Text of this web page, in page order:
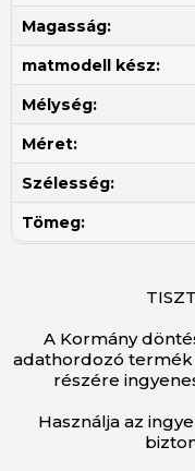
Magasság:
matmodell kész:
Mélység:
Méret:
Szélesség:
Tömeg:
A Kormány
adathordozó termék
részére
Használja az